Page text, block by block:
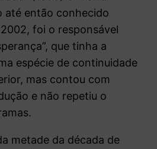
até então conhecido
foi o responsável
que tinha a
espécie de continuidade
mas contou com
e não repetiu o
metade da década de